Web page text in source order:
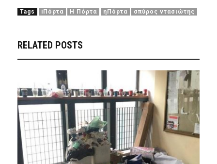
Tags iΠόρτα Η Πόρτα ηΠόρτα σπύρος ντασιώτης
RELATED POSTS